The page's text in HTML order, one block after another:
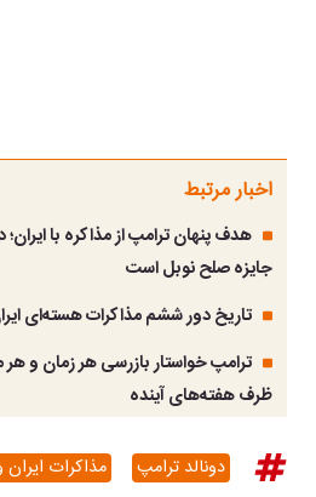
اخبار مرتبط
هدف پنهان ترامپ از مذاکره با
جایزه صلح نوبل است
تاریخ دور ششم مذاکرات هسته‌ای
ترامپ خواستار بازرسی هر زمان و هر
ظرف هفته‌های آینده
دونالد ترامپ مذاکرات ایران